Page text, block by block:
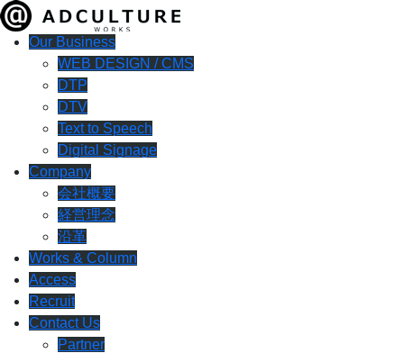
Our Business
WEB DESIGN / CMS
DTP
DTV
Text to Speech
Digital Signage
Company
会社概要
経営理念
沿革
Works & Column
Access
Recruit
Contact Us
Partner